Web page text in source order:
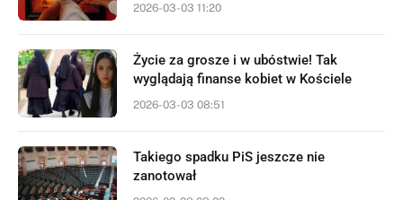
2026-03-03 11:20
Życie za grosze i w ubóstwie! Tak
wyglądają finanse kobiet w Kościele
2026-03-03 08:51
Takiego spadku PiS jeszcze nie
zanotował